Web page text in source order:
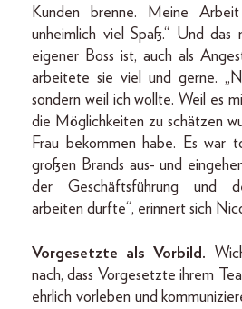
Kunden brenne. Meine
unheimlich viel Spaß.“ Und
eigener Boss ist, auch als
arbeitete sie viel und gerne.
sondern weil ich wollte. Weil es
die Möglichkeiten zu schätzen
Frau bekommen habe. Es war
großen Brands aus- und
der Geschäftsführung und
arbeiten durfte“, erinnert sich
Vorgesetzte als Vorbild.
nach, dass Vorgesetzte ihrem
ehrlich vorleben und